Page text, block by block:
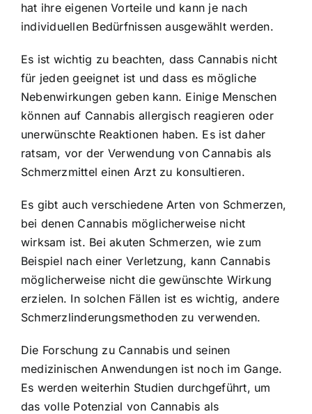
hat ihre eigenen Vorteile und kann je nach
individuellen Bedürfnissen ausgewählt werden.
Es ist wichtig zu beachten, dass Cannabis nicht
für jeden geeignet ist und dass es mögliche
Nebenwirkungen geben kann. Einige Menschen
können auf Cannabis allergisch reagieren oder
unerwünschte Reaktionen haben. Es ist daher
ratsam, vor der Verwendung von Cannabis als
Schmerzmittel einen Arzt zu konsultieren.
Es gibt auch verschiedene Arten von Schmerzen,
bei denen Cannabis möglicherweise nicht
wirksam ist. Bei akuten Schmerzen, wie zum
Beispiel nach einer Verletzung, kann Cannabis
möglicherweise nicht die gewünschte Wirkung
erzielen. In solchen Fällen ist es wichtig, andere
Schmerzlinderungsmethoden zu verwenden.
Die Forschung zu Cannabis und seinen
medizinischen Anwendungen ist noch im Gange.
Es werden weiterhin Studien durchgeführt, um
das volle Potenzial von Cannabis als